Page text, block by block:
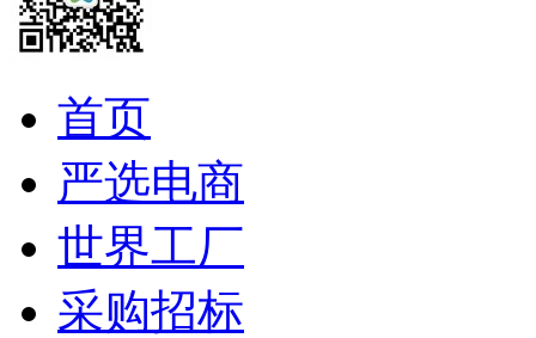
首页
严选电商
世界工厂
采购招标